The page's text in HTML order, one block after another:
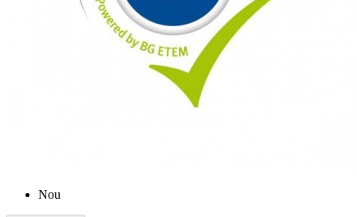
Nou